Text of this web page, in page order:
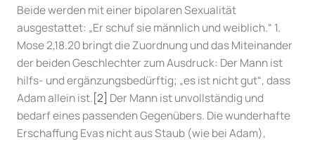
Beide werden mit einer bipolaren Sexualität
ausgestattet: „Er schuf sie männlich und weiblich.“ 1.
Mose 2,18.20 bringt die Zuordnung und das Miteinander
der beiden Geschlechter zum Ausdruck: Der Mann ist
hilfs- und ergänzungsbedürftig; „es ist nicht gut“, dass
Adam allein ist.[2] Der Mann ist unvollständig und
bedarf eines passenden Gegenübers. Die wunderhafte
Erschaffung Evas nicht aus Staub (wie bei Adam),